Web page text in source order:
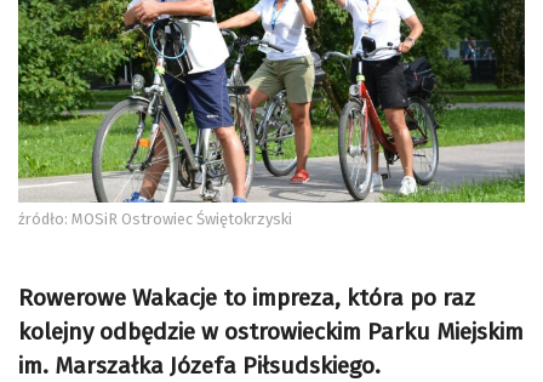
źródło: MOSiR Ostrowiec Świętokrzyski
Rowerowe Wakacje to impreza, która po raz
kolejny odbędzie w ostrowieckim Parku Miejskim
im. Marszałka Józefa Piłsudskiego.